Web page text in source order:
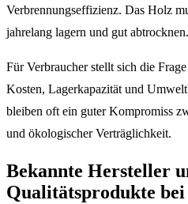
Verbrennungseffizienz. Das Holz
jahrelang lagern und gut abtrocknen.
Für Verbraucher stellt sich die
Kosten, Lagerkapazität und
bleiben oft ein guter Kompromiss
und ökologischer Verträglichkeit.
Bekannte Hersteller
Qualitätsprodukte